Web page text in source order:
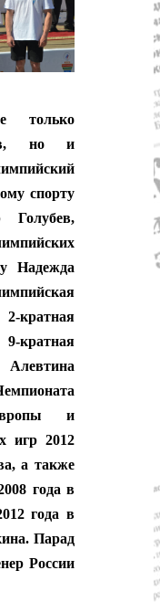
только
но и
спорту
Голубев,
Надежда
кратная
кратная
и
игр 2012
а также
года в
года в
Парад
России